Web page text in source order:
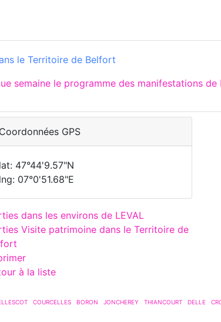
le Territoire de Belfort
semaine le programme des manifestations
Coordonnées GPS
lat: 47°44'9.57"N
lng: 07°0'51.68"E
dans les environs de LEVAL
Visite patrimoine dans le Territoire de
à la liste
COURCELLES BORON JONCHEREY THIANCOURT DELLE